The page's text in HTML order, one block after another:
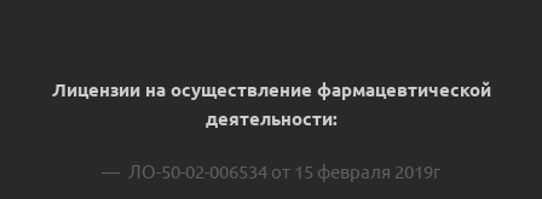
Лицензии на осуществление фармацевтической
деятельности:
ЛО-50-02-006534 от 15 февраля 2019г